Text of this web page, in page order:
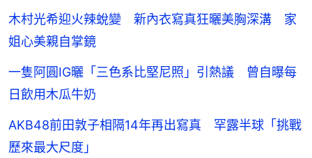
木村光希迎火辣蛻變 新內衣寫真狂曬美胸深溝 家
姐心美親自掌鏡
一隻阿圓IG曬「三色系比堅尼照」引熱議 曾自曝每
日飲用木瓜牛奶
AKB48前田敦子相隔14年再出寫真 罕露半球「挑戰
歷來最大尺度」